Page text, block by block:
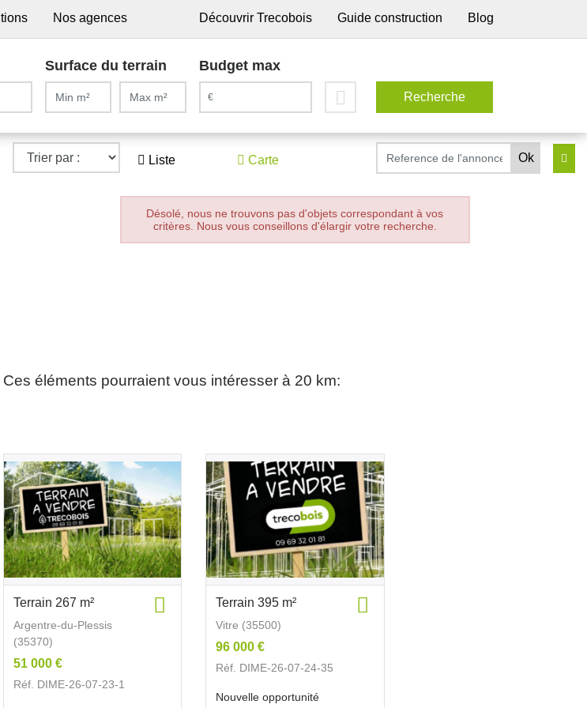
Nos agences Découvrir Trecobois Guide construction Blog
Surface du terrain Budget max
Liste Carte
Désolé, nous ne trouvons pas d'objets correspondant à vos
critères. Nous vous conseillons d'élargir votre recherche.
Ces éléments pourraient vous intéresser à 20 km:
Terrain 267 m²
Argentre-du-Plessis
(35370)
51 000 €
Réf. DIME-26-07-23-1
Terrain 395 m²
Vitre (35500)
96 000 €
Réf. DIME-26-07-24-35
Nouvelle opportunité